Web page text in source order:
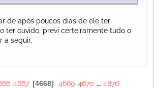
de após poucos dias de ele ter
ter ouvido, previ certeiramente tudo o
a seguir.
4667 4668 4669 4670 ... 4876